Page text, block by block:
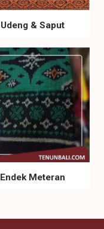
Udeng & Saput
Endek Meteran